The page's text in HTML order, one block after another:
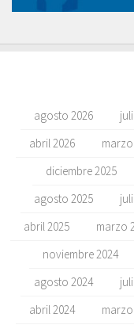
agosto 2026
abril 2026
diciembre 2025
agosto 2025
abril 2025
marzo
noviembre 2024
agosto 2024
abril 2024